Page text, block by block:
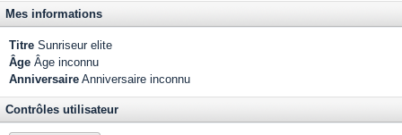
Mes informations
Titre Sunriseur elite
Âge Âge inconnu
Anniversaire Anniversaire inconnu
Contrôles utilisateur